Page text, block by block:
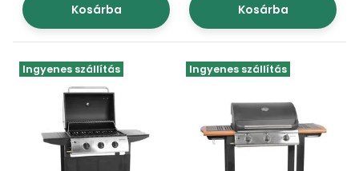
Kosárba Kosárba
Ingyenes szállítás Ingyenes szállítás